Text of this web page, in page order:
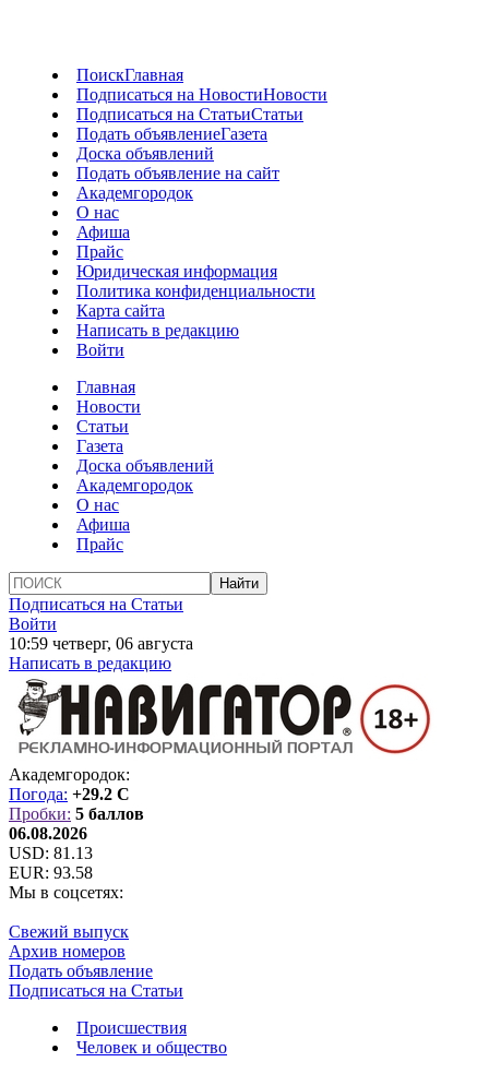
ПоискГлавная
Подписаться на НовостиНовости
Подписаться на СтатьиСтатьи
Подать объявлениеГазета
Доска объявлений
Подать объявление на сайт
Академгородок
О нас
Афиша
Прайс
Юридическая информация
Политика конфиденциальности
Карта сайта
Написать в редакцию
Войти
Главная
Новости
Статьи
Газета
Доска объявлений
Академгородок
О нас
Афиша
Прайс
Подписаться на Статьи
Войти
10:59 четверг, 06 августа
Написать в редакцию
Академгородок:
Погода: +29.2 C
Пробки: 5 баллов
06.08.2026
USD: 81.13
EUR: 93.58
Мы в соцсетях:
Свежий выпуск
Архив номеров
Подать объявление
Подписаться на Статьи
Происшествия
Человек и общество